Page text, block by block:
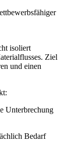
isoliert
Ziel
und einen
Unterbrechung
Bedarf